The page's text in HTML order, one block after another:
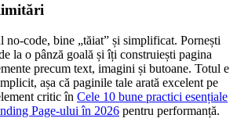
no-code, bine „tăiat” și simplificat. Pornești
la o pânză goală și îți construiești pagina
precum text, imagini și butoane. Totul e
așa că paginile tale arată excelent pe
critic în Cele 10 bune practici esențiale
Page-ului în 2026 pentru performanță.